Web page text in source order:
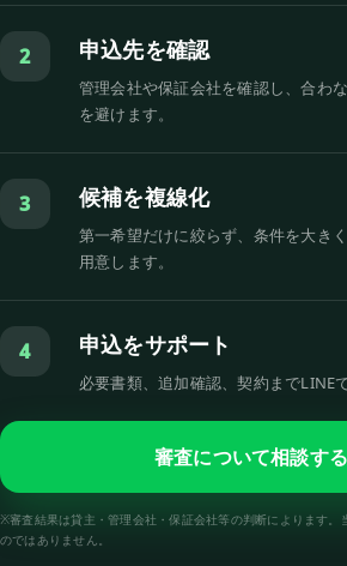
2 申込先を確認
管理会社や保証会社を確認し、合わ
を避けます。
3 候補を複線化
第一希望だけに絞らず、条件を大き
用意します。
4 申込をサポート
必要書類、追加確認、契約までLINE
審査について相談する
※審査結果は貸主・管理会社・保証会社等の判断によります。
のではありません。